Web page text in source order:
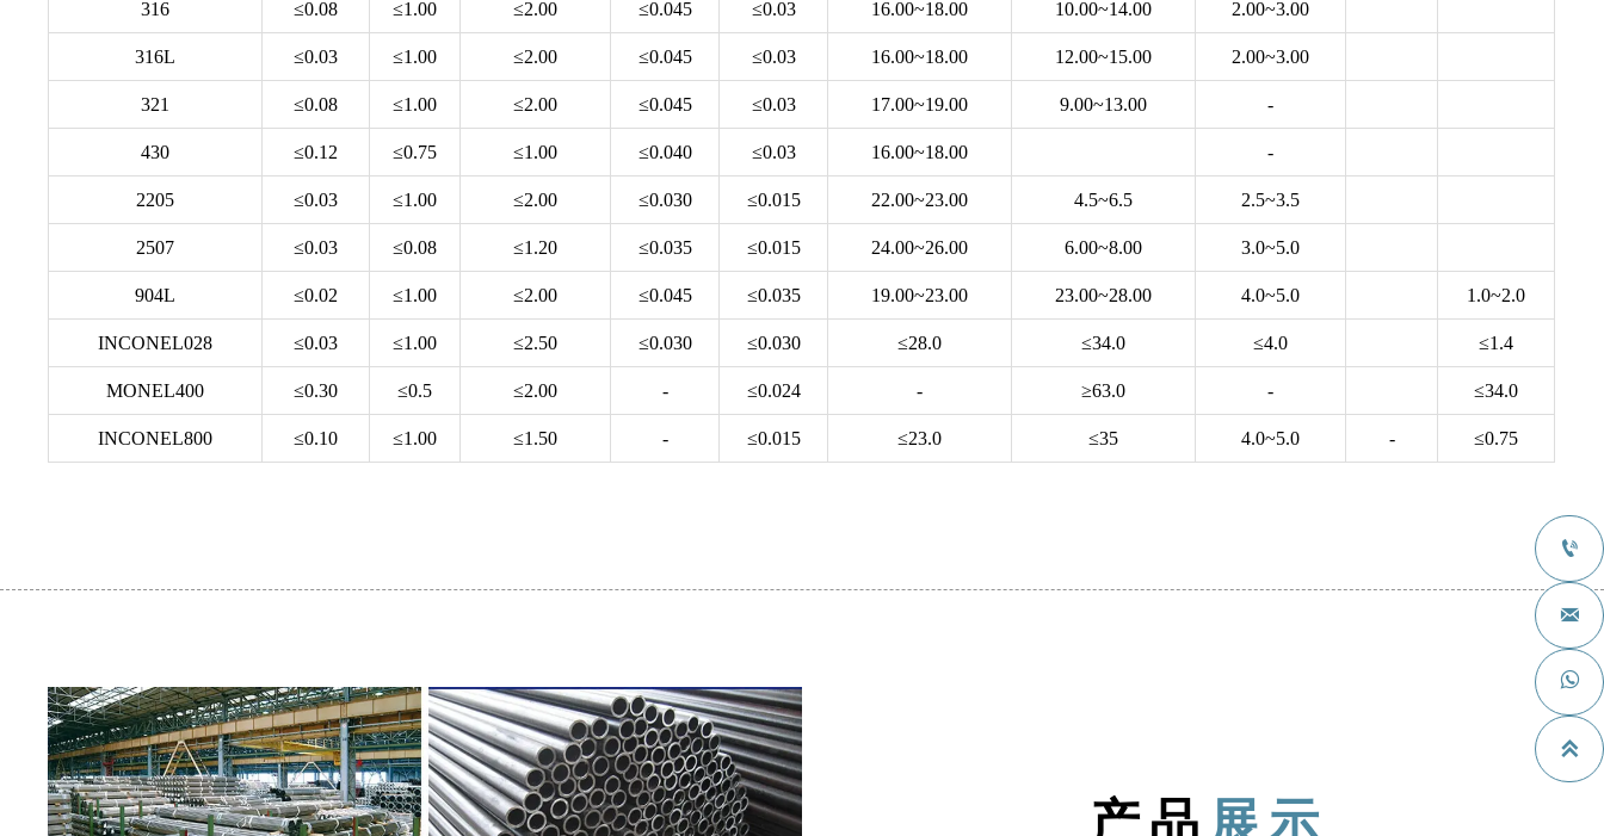
316 ≤0.08 ≤1.00 ≤2.00 ≤0.045 ≤0.03 16.00~18.00 10.00~14.00 2.00~3.00
316L ≤0.03 ≤1.00 ≤2.00 ≤0.045 ≤0.03 16.00~18.00 12.00~15.00 2.00~3.00
321 ≤0.08 ≤1.00 ≤2.00 ≤0.045 ≤0.03 17.00~19.00 9.00~13.00 -
430 ≤0.12 ≤0.75 ≤1.00 ≤0.040 ≤0.03 16.00~18.00 -
2205 ≤0.03 ≤1.00 ≤2.00 ≤0.030 ≤0.015 22.00~23.00 4.5~6.5 2.5~3.5
2507 ≤0.03 ≤0.08 ≤1.20 ≤0.035 ≤0.015 24.00~26.00 6.00~8.00 3.0~5.0
904L ≤0.02 ≤1.00 ≤2.00 ≤0.045 ≤0.035 19.00~23.00 23.00~28.00 4.0~5.0 1.0~2.0
INCONEL028 ≤0.03 ≤1.00 ≤2.50 ≤0.030 ≤0.030 ≤28.0 ≤34.0 ≤4.0 ≤1.4
MONEL400 ≤0.30 ≤0.5 ≤2.00 - ≤0.024 - ≥63.0 - ≤34.0
INCONEL800 ≤0.10 ≤1.00 ≤1.50 - ≤0.015 ≤23.0 ≤35 4.0~5.0 - ≤0.75
产品 展示



